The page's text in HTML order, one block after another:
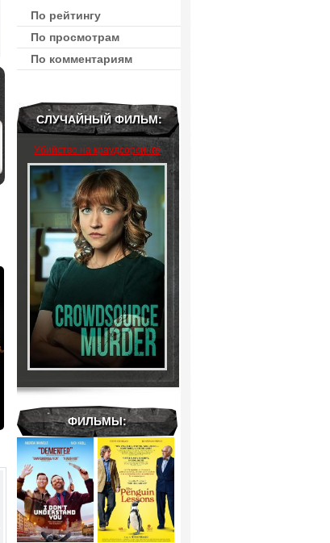
По рейтингу
По просмотрам
По комментариям
СЛУЧАЙНЫЙ ФИЛЬМ:
Убийство на краудсорсинге
(2024)
ФИЛЬМЫ: